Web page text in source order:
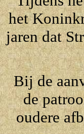
het
jaren dat
Bij de
de
oudere